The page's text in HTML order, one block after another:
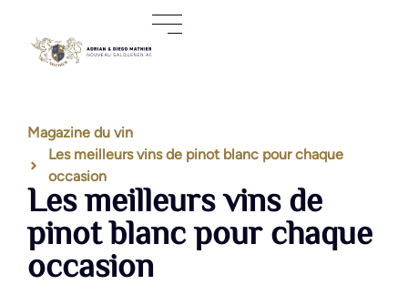
Magazine du vin
Les meilleurs vins de pinot blanc pour chaque
occasion
Les meilleurs vins de
pinot blanc pour chaque
occasion